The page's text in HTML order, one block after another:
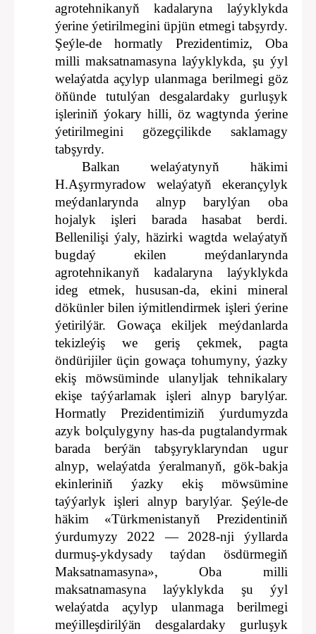
agrotehnikanyň kadalaryna laýyklykda
ýerine ýetirilmegini üpjün etmegi tabşyrdy.
Şeýle-de hormatly Prezidentimiz, Oba
milli maksatnamasyna laýyklykda, şu ýyl
welaýatda açylyp ulanmaga berilmegi göz
öňünde tutulýan desgalardaky gurluşyk
işleriniň ýokary hilli, öz wagtynda ýerine
ýetirilmegini gözegçilikde saklamagy
tabşyrdy.
Balkan welaýatynyň häkimi
H.Aşyrmyradow welaýatyň ekerançylyk
meýdanlarynda alnyp barylýan oba
hojalyk işleri barada hasabat berdi.
Bellenilişi ýaly, häzirki wagtda welaýatyň
bugdaý ekilen meýdanlarynda
agrotehnikanyň kadalaryna laýyklykda
ideg etmek, hususan-da, ekini mineral
dökünler bilen iýmitlendirmek işleri ýerine
ýetirilýär. Gowaça ekiljek meýdanlarda
tekizleýiş we geriş çekmek, pagta
öndürijiler üçin gowaça tohumyny, ýazky
ekiş möwsüminde ulanyljak tehnikalary
ekişe taýýarlamak işleri alnyp barylýar.
Hormatly Prezidentimiziň ýurdumyzda
azyk bolçulygyny has-da pugtalandyrmak
barada berýän tabşyryklaryndan ugur
alnyp, welaýatda ýeralmanyň, gök-bakja
ekinleriniň ýazky ekiş möwsümine
taýýarlyk işleri alnyp barylýar. Şeýle-de
häkim «Türkmenistanyň Prezidentiniň
ýurdumyzy 2022 — 2028-nji ýyllarda
durmuş-ykdysady taýdan ösdürmegiň
Maksatnamasyna», Oba milli
maksatnamasyna laýyklykda şu ýyl
welaýatda açylyp ulanmaga berilmegi
meýilleşdirilýän desgalardaky gurluşyk